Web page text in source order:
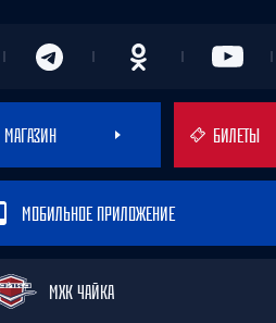
МАГАЗИН БИЛЕТЫ
МОБИЛЬНОЕ ПРИЛОЖЕНИЕ
МХК ЧАЙКА